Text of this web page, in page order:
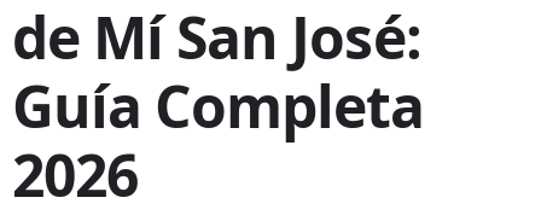
de Mí San José:
Guía Completa
2026